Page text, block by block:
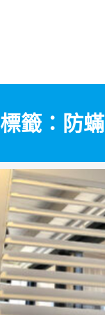
標籤：防蟎